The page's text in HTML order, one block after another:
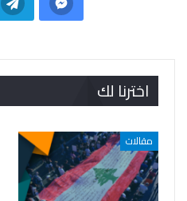
اخترنا لك
مقالات